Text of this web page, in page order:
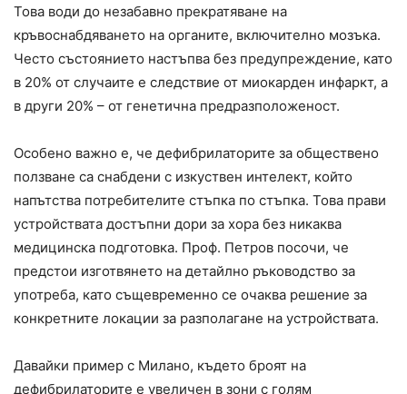
Това води до незабавно прекратяване на
кръвоснабдяването на органите, включително мозъка.
Често състоянието настъпва без предупреждение, като
в 20% от случаите е следствие от миокарден инфаркт, а
в други 20% – от генетична предразположеност.
Особено важно е, че дефибрилаторите за обществено
ползване са снабдени с изкуствен интелект, който
напътства потребителите стъпка по стъпка. Това прави
устройствата достъпни дори за хора без никаква
медицинска подготовка. Проф. Петров посочи, че
предстои изготвянето на детайлно ръководство за
употреба, като същевременно се очаква решение за
конкретните локации за разполагане на устройствата.
Давайки пример с Милано, където броят на
дефибрилаторите е увеличен в зони с голям